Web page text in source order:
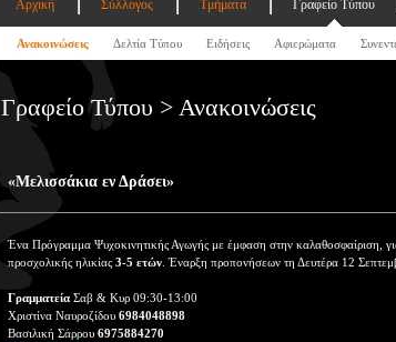
Αρχική Σύλλογος Τμήματα Γραφείο Τύπου
Ανακοινώσεις Δελτία Τύπου Ειδήσεις Αφιερώματα
Γραφείο Τύπου > Ανακοινώσεις
«Μελισσάκια εν Δράσει»
Ένα Πρόγραμμα Ψυχοκινητικής Αγωγής με έμφαση στην καλαθοσφαίριση,
προσχολικής ηλικίας 3-5 ετών . Έναρξη προπονήσεων τη Δευτέρα 12
Γραμματεία Σαβ & Κυρ 09:30-13:00
Χριστίνα Ναυροζίδου 6984048898
Βασιλική Σάρρου 6975884270